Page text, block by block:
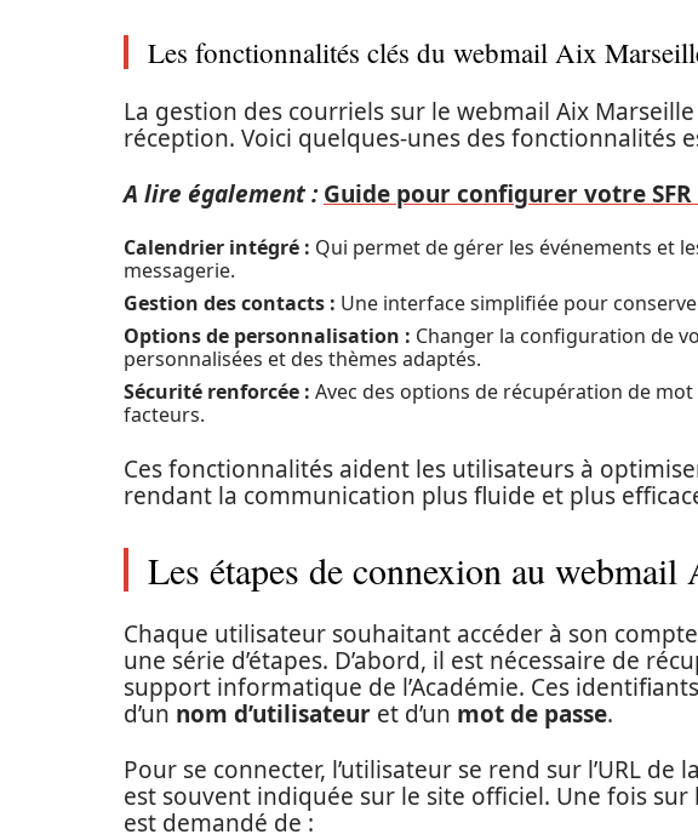
Les fonctionnalités clés du webmail Aix
La gestion des courriels sur le webmail Aix
réception. Voici quelques-unes des fonctionnalités
A lire également : Guide pour configurer votre
Calendrier intégré : Qui permet de gérer les événements et
messagerie.
Gestion des contacts : Une interface simplifiée pour
Options de personnalisation : Changer la configuration de
personnalisées et des thèmes adaptés.
Sécurité renforcée : Avec des options de récupération de
facteurs.
Ces fonctionnalités aident les utilisateurs à
rendant la communication plus fluide et plus
Les étapes de connexion au
Chaque utilisateur souhaitant accéder à son
une série d’étapes. D’abord, il est nécessaire de
support informatique de l’Académie. Ces
d’un nom d’utilisateur et d’un mot de passe.
Pour se connecter, l’utilisateur se rend sur l’URL de
est souvent indiquée sur le site officiel. Une fois sur
est demandé de :